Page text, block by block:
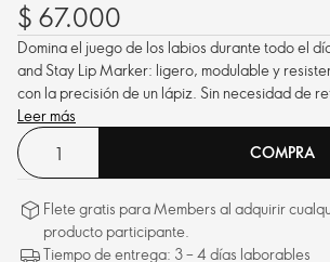
$ 67.000
Domina el juego de los labios durante todo el
and Stay Lip Marker: ligero, modulable y
con la precisión de un lápiz. Sin necesidad de
Leer más
COMPRA
Flete gratis para Members al adquirir
producto participante.
Tiempo de entrega: 3 – 4 días laborables